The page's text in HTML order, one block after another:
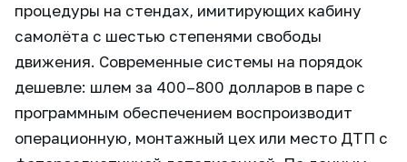
процедуры на стендах, имитирующих кабину
самолёта с шестью степенями свободы
движения. Современные системы на порядок
дешевле: шлем за 400–800 долларов в паре с
программным обеспечением воспроизводит
операционную, монтажный цех или место ДТП с